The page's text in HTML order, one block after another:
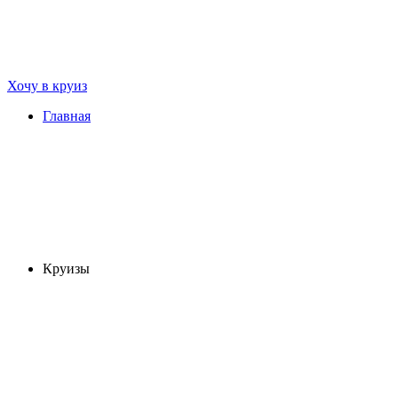
Хочу в круиз
Главная
Круизы